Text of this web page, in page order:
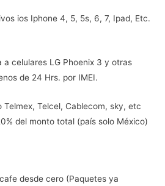
ios Iphone 4, 5, 5s, 6, 7, Ipad, Etc.
a celulares LG Phoenix 3 y otras
de 24 Hrs. por IMEI.
Telcel, Cablecom, sky, etc
del monto total (país solo México)
desde cero (Paquetes ya